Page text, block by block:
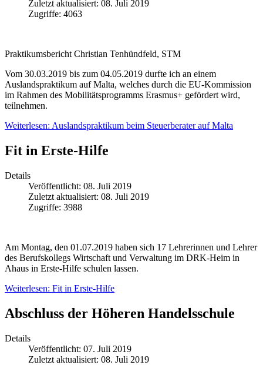
Zuletzt aktualisiert: 08. Juli 2019
Zugriffe: 4063
Praktikumsbericht Christian Tenhündfeld, STM
Vom 30.03.2019 bis zum 04.05.2019 durfte ich an einem
Auslandspraktikum auf Malta, welches durch die EU-Kommission
im Rahmen des Mobilitätsprogramms Erasmus+ gefördert wird,
teilnehmen.
Weiterlesen: Auslandspraktikum beim Steuerberater auf Malta
Fit in Erste-Hilfe
Details
Veröffentlicht: 08. Juli 2019
Zuletzt aktualisiert: 08. Juli 2019
Zugriffe: 3988
Am Montag, den 01.07.2019 haben sich 17 Lehrerinnen und Lehrer
des Berufskollegs Wirtschaft und Verwaltung im DRK-Heim in
Ahaus in Erste-Hilfe schulen lassen.
Weiterlesen: Fit in Erste-Hilfe
Abschluss der Höheren Handelsschule
Details
Veröffentlicht: 07. Juli 2019
Zuletzt aktualisiert: 08. Juli 2019